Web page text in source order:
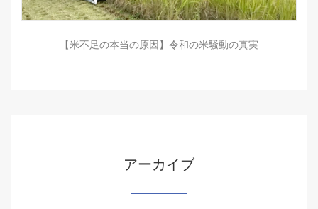
【米不足の本当の原因】令和の米騒動の真実
アーカイブ